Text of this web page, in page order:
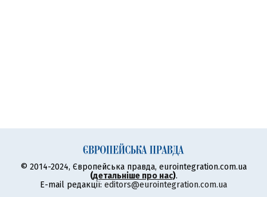
© 2014-2024, Європейська правда, eurointegration.com.ua
(детальніше про нас).
E-mail редакції: editors@eurointegration.com.ua